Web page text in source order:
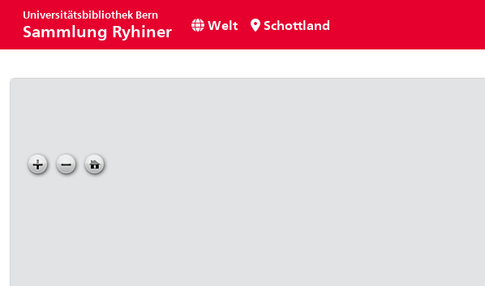
Universitätsbibliothek Bern
Sammlung Ryhiner Welt Schottland